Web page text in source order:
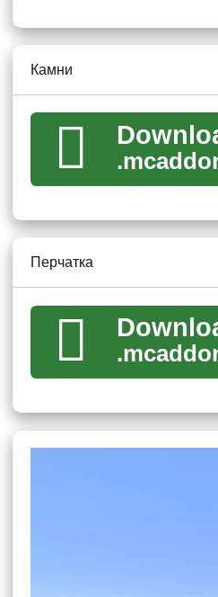
В Minecraft PE имея мод на
Высокая скорость
Огромная сила;
Восполнение жизней;
Отличное зрение в
Перчатка
С модом на камень души для
сильных орудий из комиксов.
Камни
Перчатка